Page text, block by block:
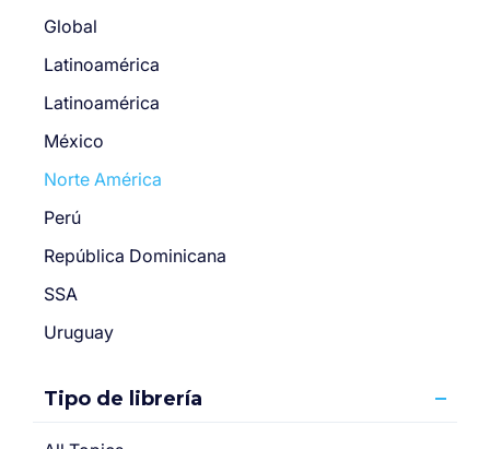
Global
Latinoamérica
Latinoamérica
México
Norte América
Perú
República Dominicana
SSA
Uruguay
Tipo de librería